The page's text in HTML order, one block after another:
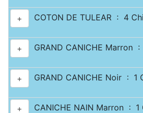
+ COTON DE TULEAR : 4
+ GRAND CANICHE Marron
+ GRAND CANICHE Noir : 1
+ CANICHE NAIN Marron : 1